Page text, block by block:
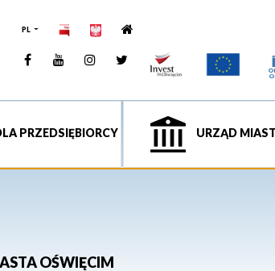
PL
FacebookYouTUbeInstagramTwitter
PRZEDSIĘBIORCY URZĄD
OŚWIĘCIM